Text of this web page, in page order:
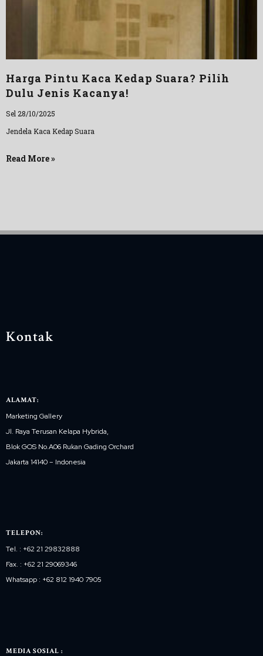
Harga Pintu Kaca Kedap Suara? Pilih
Dulu Jenis Kacanya!
Sel 28/10/2025
Jendela Kaca Kedap Suara
Read More »
Kontak
ALAMAT:
Marketing Gallery
Jl. Raya Terusan Kelapa Hybrida,
Blok GOS No.A06 Rukan Gading Orchard
Jakarta 14140 – Indonesia
TELEPON:
Tel. : +62 21 29832888
Fax. : +62 21 29069346
Whatsapp : +62 812 1940 7905
MEDIA SOSIAL :